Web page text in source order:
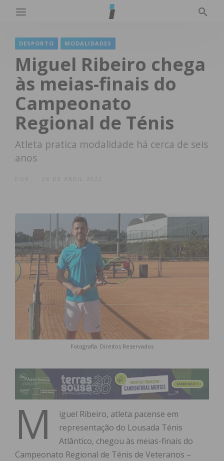
DESPORTO MODALIDADES
Miguel Ribeiro chega
às meias-finais do
Campeonato
Regional de Ténis
Atleta pratica modalidade há cerca de seis
anos
26 DE ABRIL 2022
Fotografia: Direitos Reservados
M
iguel Ribeiro, atleta pacense em
representação do Lousada Ténis
Atlântico, chegou às meias-finais do
Campeonato Regional de Ténis de Veteranos –